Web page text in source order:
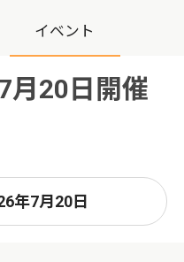
イベント
月20日開催
年7月20日